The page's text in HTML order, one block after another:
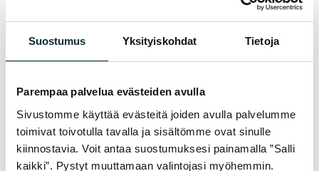
Suostumus Yksityiskohdat Tietoja
Parempaa palvelua evästeiden avulla
Sivustomme käyttää evästeitä joiden avulla palvelumme
toimivat toivotulla tavalla ja sisältömme ovat sinulle
kiinnostavia. Voit antaa suostumuksesi painamalla ”Salli
kaikki”. Pystyt muuttamaan valintojasi myöhemmin.
samband med recensionen.
Recensionerna granskas före publicering.
Skicka recensionen